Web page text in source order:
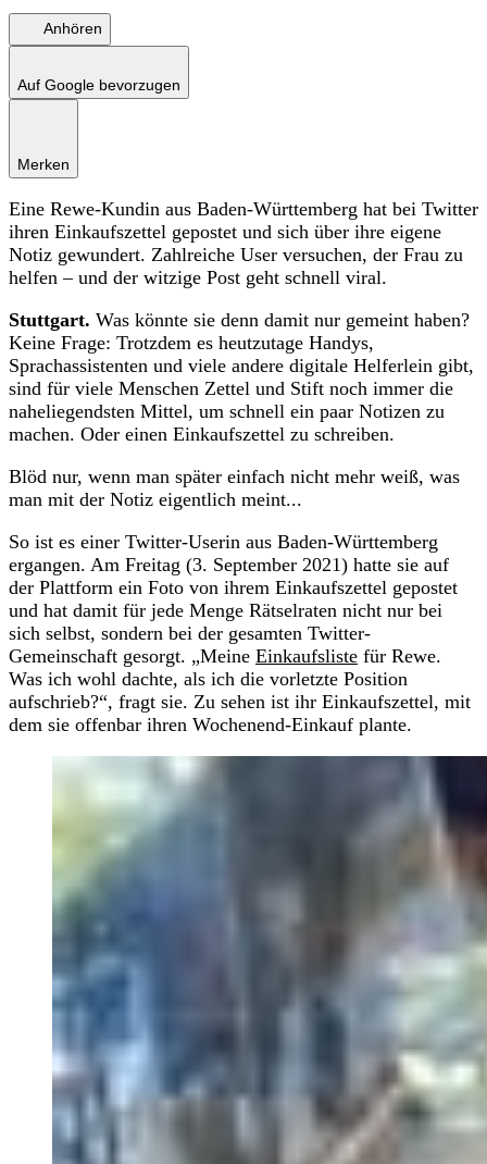
Anhören
Auf Google bevorzugen
Merken
Eine Rewe-Kundin aus Baden-Württemberg hat bei Twitter
ihren Einkaufszettel gepostet und sich über ihre eigene
Notiz gewundert. Zahlreiche User versuchen, der Frau zu
helfen – und der witzige Post geht schnell viral.
Stuttgart. Was könnte sie denn damit nur gemeint haben?
Keine Frage: Trotzdem es heutzutage Handys,
Sprachassistenten und viele andere digitale Helferlein gibt,
sind für viele Menschen Zettel und Stift noch immer die
naheliegendsten Mittel, um schnell ein paar Notizen zu
machen. Oder einen Einkaufszettel zu schreiben.
Blöd nur, wenn man später einfach nicht mehr weiß, was
man mit der Notiz eigentlich meint...
So ist es einer Twitter-Userin aus Baden-Württemberg
ergangen. Am Freitag (3. September 2021) hatte sie auf
der Plattform ein Foto von ihrem Einkaufszettel gepostet
und hat damit für jede Menge Rätselraten nicht nur bei
sich selbst, sondern bei der gesamten Twitter-
Gemeinschaft gesorgt. „Meine Einkaufsliste für Rewe.
Was ich wohl dachte, als ich die vorletzte Position
aufschrieb?“, fragt sie. Zu sehen ist ihr Einkaufszettel, mit
dem sie offenbar ihren Wochenend-Einkauf plante.